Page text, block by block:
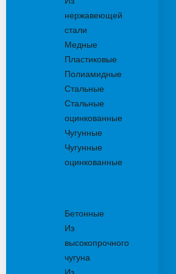
нержавеющей
стали
Медные
Пластиковые
Полиамидные
Стальные
Стальные
оцинкованные
Чугунные
Чугунные
оцинкованные
Бетонные
Из
высокопрочного
чугуна